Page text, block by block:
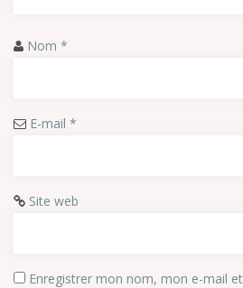
Nom *
E-mail *
Site web
Enregistrer mon nom, mon e-mail